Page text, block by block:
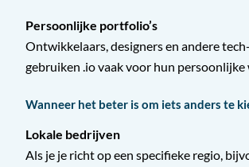
Persoonlijke portfolio’s
Ontwikkelaars, designers en andere
gebruiken .io vaak voor hun persoonlijke
Wanneer het beter is om iets anders te
Lokale bedrijven
Als je je richt op een specifieke regio,